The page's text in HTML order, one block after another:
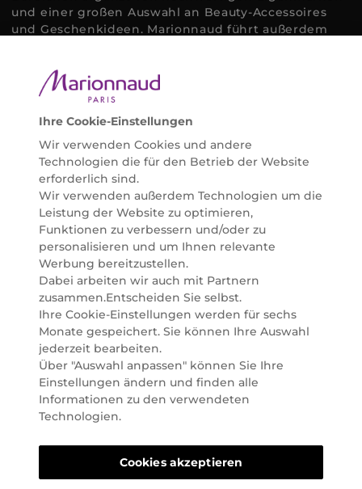
und einer großen Auswahl an Beauty-Accessoires
und Geschenkideen. Marionnaud führt außerdem
Bedürfnissen individuell mit der perfekten Lösung
helfen zu können. Entdecken Sie auch unsere
Online Beauty Beratungen und bestellen Sie ganz
einfach alles für Ihre Beauty Routine direkt nach
Hause oder in Ihre Wunsch-Parfümerie liefern.
BERATUNG & EXPERTISE
Marionnaud wurde im Jahr 1984 in Paris gegründet
und ist seit 2001 in Österreich vertreten. Mit rund 80
Parfümerien und unserem Online Shop sind wir
Marktführer im selektiven Beautyhandel in
Österreich. Seit 2023 liefern wir auch nach
Deutschland. Durch abwechselnde Aktionen und
attraktive Angebote zu allen Anlässen finden Sie bei
Marionnaud alles, was Beauty Herzen höherschlagen
lässt. Wir glauben fest daran, dass Freude auf viele
Arten geschaffen werden kann. Vom beruhigenden
und pflegenden Gefühl Ihrer Lieblingsaugencreme
bis zur positiven Verpflichtung zu nachhaltigen
Rohstoffen. Darum suchen wir jeden Tag nach
Wegen, um Ihnen das tägliche Wohlfühlen zu
können online und offline zu beraten und bei Ihren
Fragen zu unterstützen.
Ihre Cookie-Einstellungen
Wir verwenden Cookies und andere
Technologien die für den Betrieb der Website
erforderlich sind.
Wir verwenden außerdem Technologien um die
Leistung der Website zu optimieren,
Funktionen zu verbessern und/oder zu
personalisieren und um Ihnen relevante
Werbung bereitzustellen.
Dabei arbeiten wir auch mit Partnern
zusammen.Entscheiden Sie selbst.
Ihre Cookie-Einstellungen werden für sechs
Monate gespeichert. Sie können Ihre Auswahl
jederzeit bearbeiten.
Über "Auswahl anpassen" können Sie Ihre
Einstellungen ändern und finden alle
Informationen zu den verwendeten
Technologien.
Cookies akzeptieren